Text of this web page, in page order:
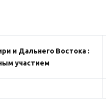
и Дальнего Востока :
участием